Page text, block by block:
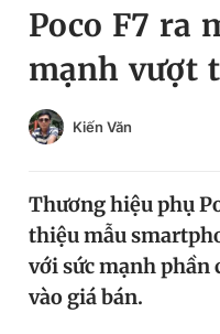
Chuyên mục
Chuyên mục khác
Tin thị trường
Video
Đổi mật khẩu
Tin đã lưu
Tin đã xem
Đăng xuất
Poco F7 ra
mạnh vượt
Kiến Văn
Thương hiệu phụ
thiệu mẫu
với sức mạnh
vào giá bán.